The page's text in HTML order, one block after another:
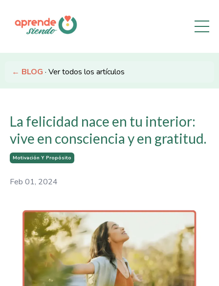
← BLOG · Ver todos los artículos
La felicidad nace en tu interior:
vive en consciencia y en gratitud.
Motivación Y Propósito
Feb 01, 2024